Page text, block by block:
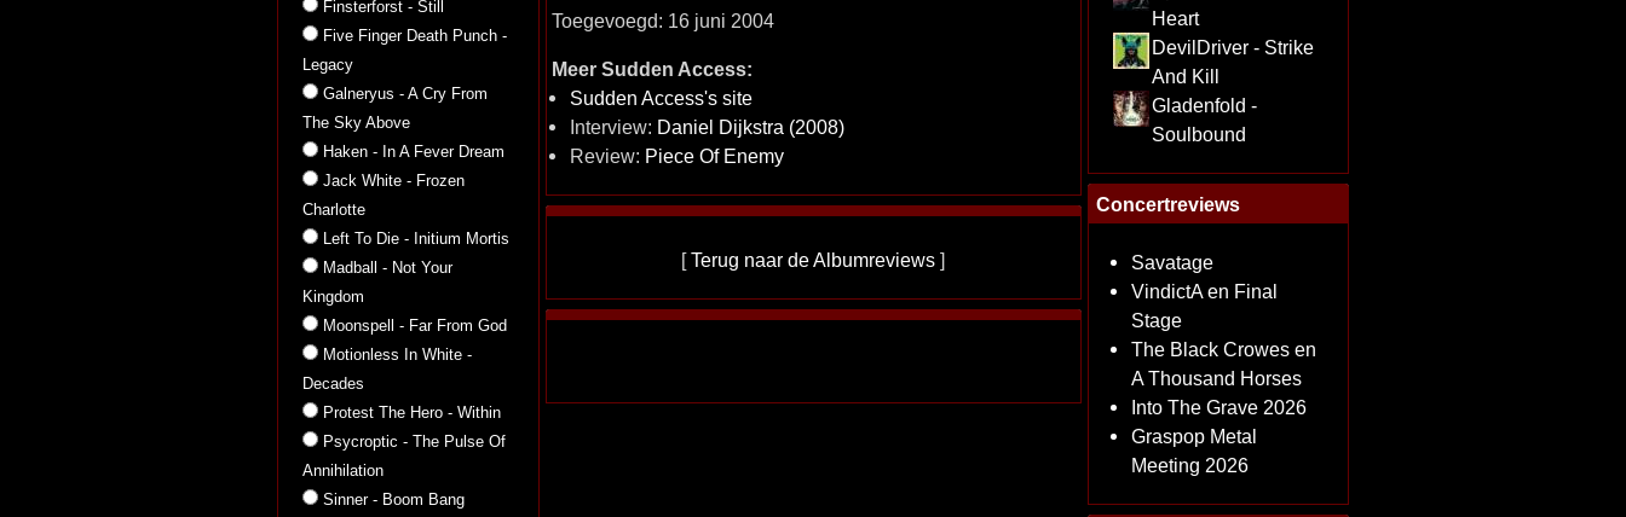
Finsterforst - Still
Five Finger Death Punch -
Legacy
Galneryus - A Cry From
The Sky Above
Haken - In A Fever Dream
Jack White - Frozen
Charlotte
Left To Die - Initium Mortis
Madball - Not Your
Kingdom
Moonspell - Far From God
Motionless In White -
Decades
Protest The Hero - Within
Psycroptic - The Pulse Of
Annihilation
Sinner - Boom Bang
Toegevoegd: 16 juni 2004
Meer Sudden Access:
Sudden Access's site
Interview: Daniel Dijkstra (2008)
Review: Piece Of Enemy
[Terug naar de Albumreviews ]
Heart
DevilDriver - Strike
And Kill
Gladenfold -
Soulbound
Concertreviews
Savatage
VindictA en Final
Stage
The Black Crowes en
A Thousand Horses
Into The Grave 2026
Graspop Metal
Meeting 2026